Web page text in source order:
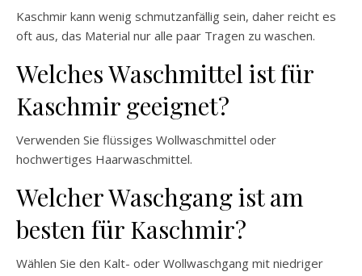
Kaschmir kann wenig schmutzanfällig sein, daher reicht es
oft aus, das Material nur alle paar Tragen zu waschen.
Welches Waschmittel ist für
Kaschmir geeignet?
Verwenden Sie flüssiges Wollwaschmittel oder
hochwertiges Haarwaschmittel.
Welcher Waschgang ist am
besten für Kaschmir?
Wählen Sie den Kalt- oder Wollwaschgang mit niedriger